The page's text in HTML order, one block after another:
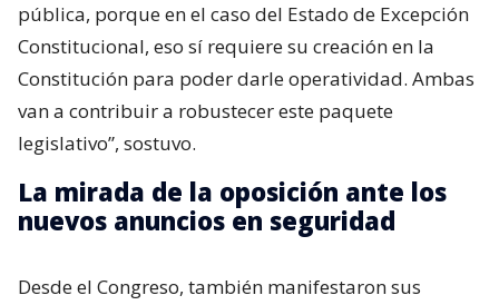
pública, porque en el caso del Estado de Excepción
Constitucional, eso sí requiere su creación en la
Constitución para poder darle operatividad. Ambas
van a contribuir a robustecer este paquete
legislativo”, sostuvo.
La mirada de la oposición ante los
nuevos anuncios en seguridad
Desde el Congreso, también manifestaron sus